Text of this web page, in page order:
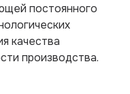
постоянного
качества
производства.